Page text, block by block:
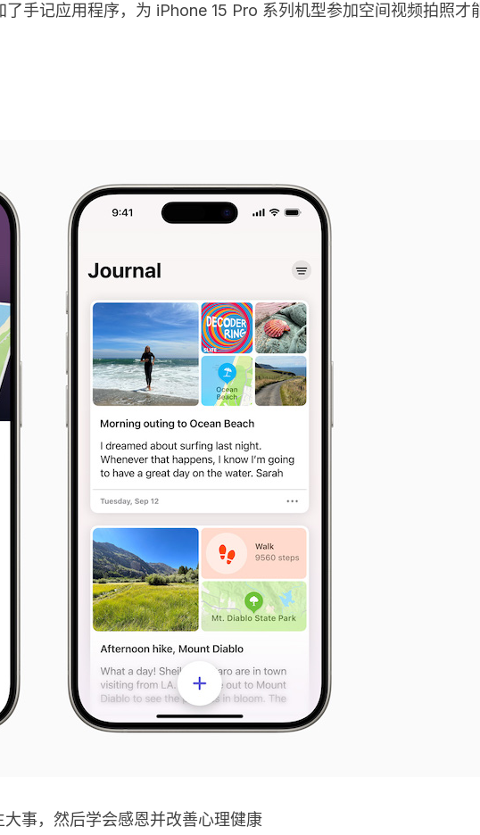
手记应用程序，为 iPhone 15 Pro 系列机型参加空间视频拍照才
事，然后学会感恩并改善心理健康